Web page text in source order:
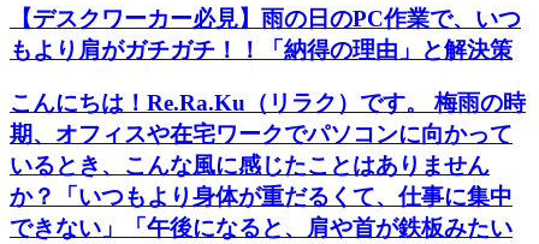
【デスクワーカー必見】雨の日のPC作業で、いつ
もより肩がガチガチ！！「納得の理由」と解決策
こんにちは！Re.Ra.Ku（リラク）です。 梅雨の時
期、オフィスや在宅ワークでパソコンに向かって
いるとき、こんな風に感じたことはありません
か？「いつもより身体が重だるくて、仕事に集中
できない」「午後になると、肩や首が鉄板みたい